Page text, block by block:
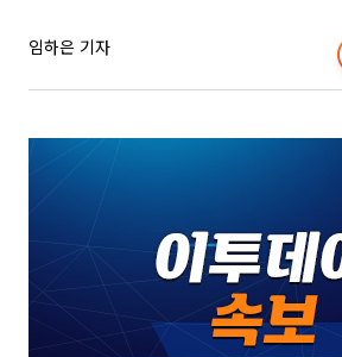
임하은 기자